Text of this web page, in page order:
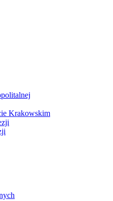
Krakowskim